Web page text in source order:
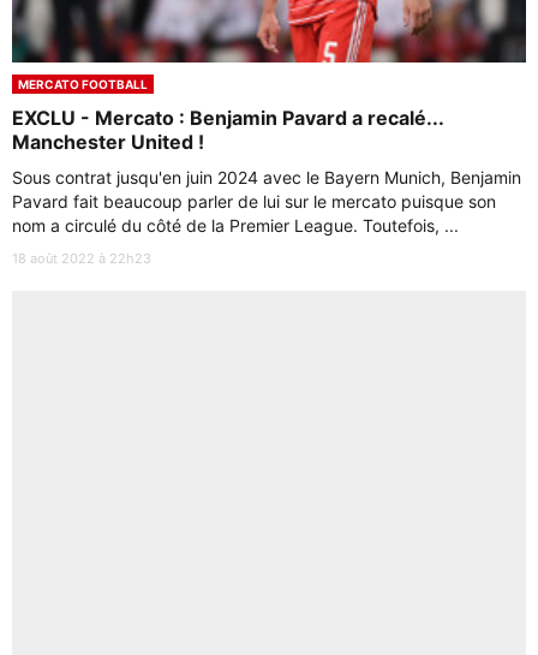
MERCATO FOOTBALL
EXCLU - Mercato : Benjamin Pavard a recalé...
Manchester United !
Sous contrat jusqu'en juin 2024 avec le Bayern Munich, Benjamin
Pavard fait beaucoup parler de lui sur le mercato puisque son
nom a circulé du côté de la Premier League. Toutefois, ...
18 août 2022 à 22h23